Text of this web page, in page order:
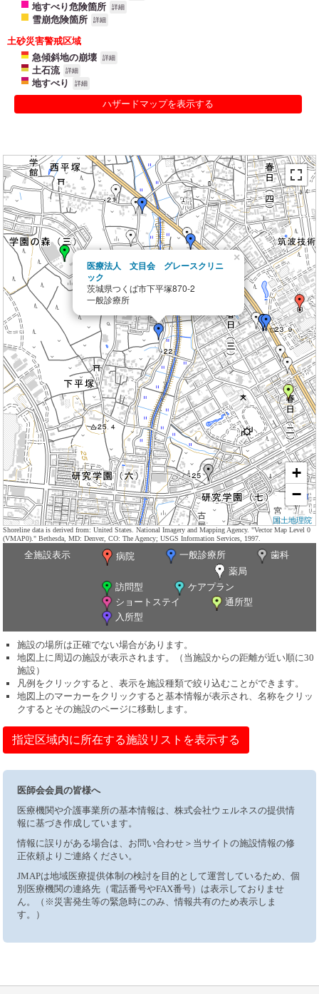
地すべり危険箇所 詳細
雪崩危険箇所 詳細
土砂災害警戒区域
急傾斜地の崩壊
詳細
土石流 詳細
地すべり 詳細
ハザードマップを表示する
医療法人 文目会 グレースクリニ
ック
茨城県つくば市下平塚870-2
一般診療所
×
+
−
国土地理院
Shoreline data is derived from: United States. National Imagery and Mapping Agency. "Vector Map Level 0
(VMAP0)." Bethesda, MD: Denver, CO: The Agency; USGS Information Services, 1997.
全施設表示 病院 一般診療所
歯科
薬局
訪問型
ケアプラン
ショートステイ
通所型
入所型
施設の場所は正確でない場合があります。
地図上に周辺の施設が表示されます。（当施設からの距離が近い順に30
施設）
凡例をクリックすると、表示を施設種類で絞り込むことができます。
地図上のマーカーをクリックすると基本情報が表示され、名称をクリッ
クするとその施設のページに移動します。
指定区域内に所在する施設リストを表示する
医師会会員の皆様へ
医療機関や介護事業所の基本情報は、株式会社ウェルネスの提供情
報に基づき作成しています。
情報に誤りがある場合は、お問い合わせ＞当サイトの施設情報の修
正依頼よりご連絡ください。
JMAPは地域医療提供体制の検討を目的として運営しているため、個
別医療機関の連絡先（電話番号やFAX番号）は表示しておりませ
ん。（※災害発生等の緊急時にのみ、情報共有のため表示しま
す。）